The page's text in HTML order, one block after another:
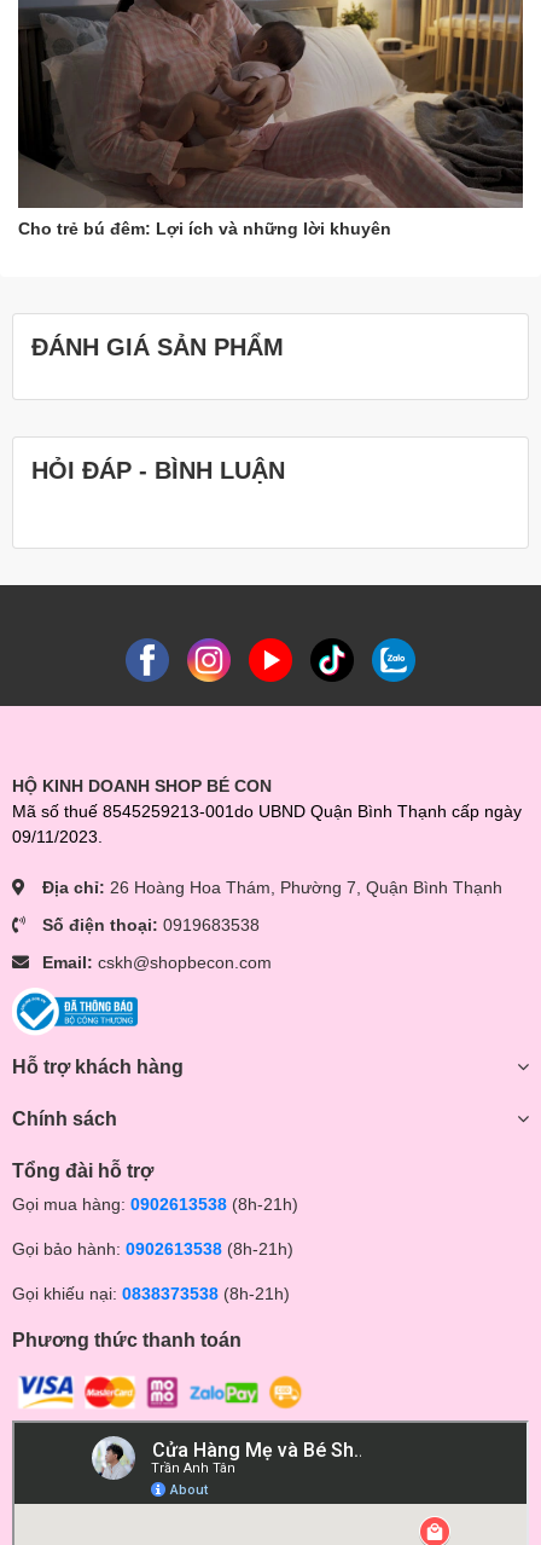
Cho trẻ bú đêm: Lợi ích và những lời khuyên
ĐÁNH GIÁ SẢN PHẨM
HỎI ĐÁP - BÌNH LUẬN
HỘ KINH DOANH SHOP BÉ CON
Mã số thuế 8545259213-001do UBND Quận Bình Thạnh cấp ngày
09/11/2023.
Địa chỉ: 26 Hoàng Hoa Thám, Phường 7, Quận Bình Thạnh
Số điện thoại: 0919683538
Email: cskh@shopbecon.com
Hỗ trợ khách hàng
Chính sách
Tổng đài hỗ trợ
Gọi mua hàng: 0902613538 (8h-21h)
Gọi bảo hành: 0902613538 (8h-21h)
Gọi khiếu nại: 0838373538 (8h-21h)
Phương thức thanh toán